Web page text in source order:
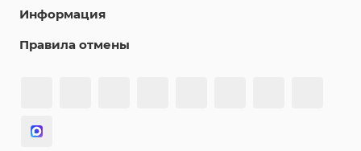
Информация
Правила отмены